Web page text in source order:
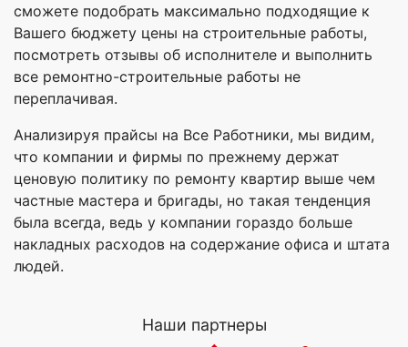
сможете подобрать максимально подходящие к
Вашего бюджету цены на строительные работы,
посмотреть отзывы об исполнителе и выполнить
все ремонтно-строительные работы не
переплачивая.
Анализируя прайсы на Все Работники, мы видим,
что компании и фирмы по прежнему держат
ценовую политику по ремонту квартир выше чем
частные мастера и бригады, но такая тенденция
была всегда, ведь у компании гораздо больше
накладных расходов на содержание офиса и штата
людей.
Наши партнеры